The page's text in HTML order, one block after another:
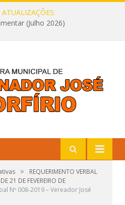
(Julho 2026)
»
REQUERIMENTO VERBAL
21 DE FEVEREIRO DE
Nº 008-2019 – Vereador José